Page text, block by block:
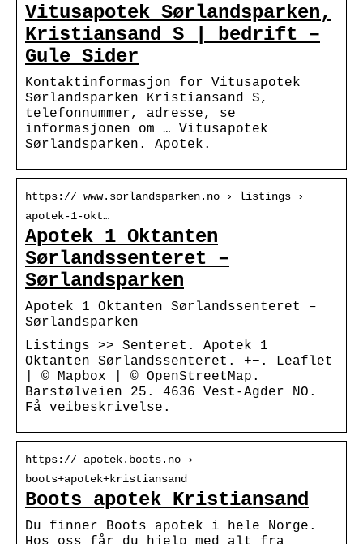
Vitusapotek Sørlandsparken,
Kristiansand S | bedrift –
Gule Sider
Kontaktinformasjon for Vitusapotek
Sørlandsparken Kristiansand S,
telefonnummer, adresse, se
informasjonen om … Vitusapotek
Sørlandsparken. Apotek.
https:// www.sorlandsparken.no › listings ›
apotek-1-okt…
Apotek 1 Oktanten
Sørlandssenteret –
Sørlandsparken
Apotek 1 Oktanten Sørlandssenteret –
Sørlandsparken
Listings >> Senteret. Apotek 1
Oktanten Sørlandssenteret. +−. Leaflet
| © Mapbox | © OpenStreetMap.
Barstølveien 25. 4636 Vest-Agder NO.
Få veibeskrivelse.
https:// apotek.boots.no ›
boots+apotek+kristiansand
Boots apotek Kristiansand
Du finner Boots apotek i hele Norge.